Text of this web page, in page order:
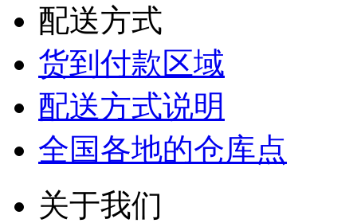
配送方式
货到付款区域
配送方式说明
全国各地的仓库点
关于我们